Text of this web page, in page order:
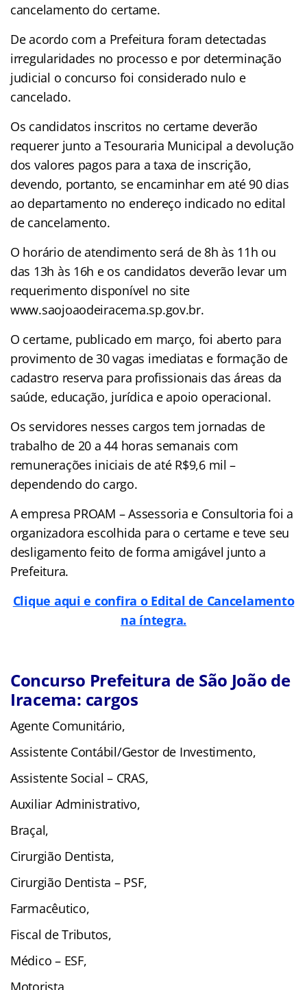
cancelamento do certame.
De acordo com a Prefeitura foram detectadas
irregularidades no processo e por determinação
judicial o concurso foi considerado nulo e
cancelado.
Os candidatos inscritos no certame deverão
requerer junto a Tesouraria Municipal a devolução
dos valores pagos para a taxa de inscrição,
devendo, portanto, se encaminhar em até 90 dias
ao departamento no endereço indicado no edital
de cancelamento.
O horário de atendimento será de 8h às 11h ou
das 13h às 16h e os candidatos deverão levar um
requerimento disponível no site
www.saojoaodeiracema.sp.gov.br.
O certame, publicado em março, foi aberto para
provimento de 30 vagas imediatas e formação de
cadastro reserva para profissionais das áreas da
saúde, educação, jurídica e apoio operacional.
Os servidores nesses cargos tem jornadas de
trabalho de 20 a 44 horas semanais com
remunerações iniciais de até R$9,6 mil –
dependendo do cargo.
A empresa PROAM – Assessoria e Consultoria foi a
organizadora escolhida para o certame e teve seu
desligamento feito de forma amigável junto a
Prefeitura.
Clique aqui e confira o Edital de Cancelamento
na íntegra.
Concurso Prefeitura de São João de
Iracema: cargos
Agente Comunitário,
Assistente Contábil/Gestor de Investimento,
Assistente Social – CRAS,
Auxiliar Administrativo,
Braçal,
Cirurgião Dentista,
Cirurgião Dentista – PSF,
Farmacêutico,
Fiscal de Tributos,
Médico – ESF,
Motorista,